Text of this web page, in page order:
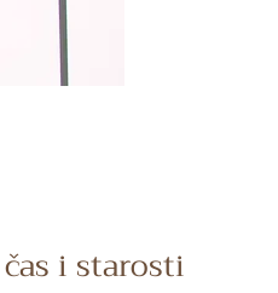
i starosti